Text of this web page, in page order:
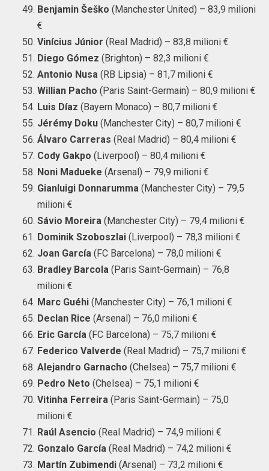
Benjamin Šeško (Manchester United) – 83,9 milioni
€
Vinícius Júnior (Real Madrid) – 83,8 milioni €
Diego Gómez (Brighton) – 82,3 milioni €
Antonio Nusa (RB Lipsia) – 81,7 milioni €
Willian Pacho (Paris Saint-Germain) – 80,9 milioni €
Luis Díaz (Bayern Monaco) – 80,7 milioni €
Jérémy Doku (Manchester City) – 80,7 milioni €
Álvaro Carreras (Real Madrid) – 80,4 milioni €
Cody Gakpo (Liverpool) – 80,4 milioni €
Noni Madueke (Arsenal) – 79,9 milioni €
Gianluigi Donnarumma (Manchester City) – 79,5
milioni €
Sávio Moreira (Manchester City) – 79,4 milioni €
Dominik Szoboszlai (Liverpool) – 78,3 milioni €
Joan García (FC Barcelona) – 78,0 milioni €
Bradley Barcola (Paris Saint-Germain) – 76,8
milioni €
Marc Guéhi (Manchester City) – 76,1 milioni €
Declan Rice (Arsenal) – 76,0 milioni €
Eric García (FC Barcelona) – 75,7 milioni €
Federico Valverde (Real Madrid) – 75,7 milioni €
Alejandro Garnacho (Chelsea) – 75,7 milioni €
Pedro Neto (Chelsea) – 75,1 milioni €
Vitinha Ferreira (Paris Saint-Germain) – 75,0
milioni €
Raúl Asencio (Real Madrid) – 74,9 milioni €
Gonzalo García (Real Madrid) – 74,2 milioni €
Martín Zubimendi (Arsenal) – 73,2 milioni €